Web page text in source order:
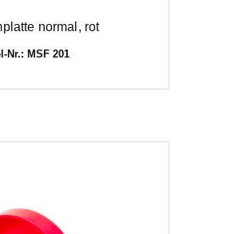
normal, rot
Nr.: MSF 201